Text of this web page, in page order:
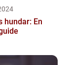
hundar: En